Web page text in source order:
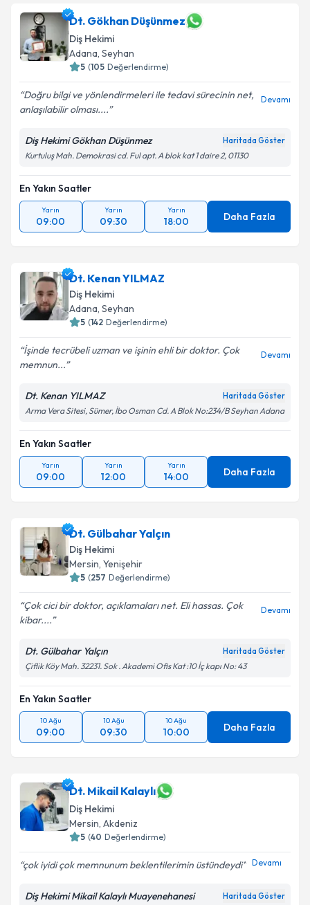
Dt. Gökhan Düşünmez
Diş Hekimi
Adana, Seyhan
5 (105 Değerlendirme)
Doğru bilgi ve yönlendirmeleri ile tedavi sürecinin net,
anlaşılabilir olması....
Devamı
Diş Hekimi Gökhan Düşünmez Haritada Göster
Kurtuluş Mah. Demokrasi cd. Ful apt. A blok kat 1 daire 2, 01130
En Yakın Saatler
Yarın
09:00
Yarın
09:30
Yarın
18:00 Daha Fazla
Dt. Kenan YILMAZ
Diş Hekimi
Adana, Seyhan
5 (142 Değerlendirme)
İşinde tecrübeli uzman ve işinin ehli bir doktor. Çok
memnun...
Devamı
Dt. Kenan YILMAZ Haritada Göster
Arma Vera Sitesi, Sümer, İbo Osman Cd. A Blok No:234/B Seyhan Adana
En Yakın Saatler
Yarın
09:00
Yarın
12:00
Yarın
14:00 Daha Fazla
Dt. Gülbahar Yalçın
Diş Hekimi
Mersin, Yenişehir
5 (257 Değerlendirme)
Çok cici bir doktor, açıklamaları net. Eli hassas. Çok
kibar....
Devamı
Dt. Gülbahar Yalçın Haritada Göster
Çiflik Köy Mah. 32231. Sok . Akademi Ofis Kat :10 İç kapı No: 43
En Yakın Saatler
10 Ağu
09:00
10 Ağu
09:30
10 Ağu
10:00 Daha Fazla
Dt. Mikail Kalaylı
Diş Hekimi
Mersin, Akdeniz
5 (40 Değerlendirme)
çok iyidi çok memnunum beklentilerimin üstündeydi Devamı
Diş Hekimi Mikail Kalaylı Muayenehanesi Haritada Göster